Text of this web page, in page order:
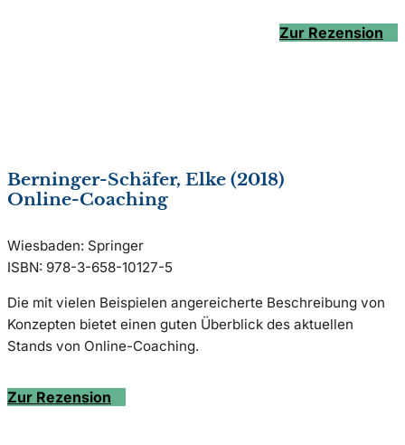
Zur Rezension
Berninger-Schäfer, Elke (2018)
Online-Coaching
Wiesbaden: Springer
ISBN: 978-3-658-10127-5
Die mit vielen Beispielen angereicherte Beschreibung von
Konzepten bietet einen guten Überblick des aktuellen
Stands von Online-Coaching.
Zur Rezension